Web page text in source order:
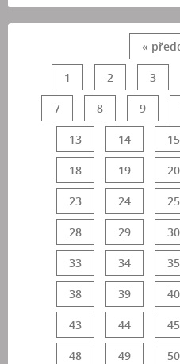
«
1 2 3
7 8 9
13 14 15
18 19 20
23 24 25
28 29 30
33 34 35
38 39 40
43 44 45
48 49 50